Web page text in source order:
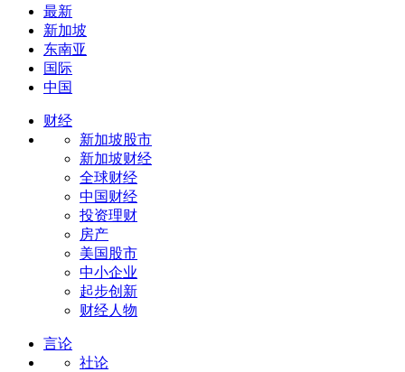
最新
新加坡
东南亚
国际
中国
财经
新加坡股市
新加坡财经
全球财经
中国财经
投资理财
房产
美国股市
中小企业
起步创新
财经人物
言论
社论